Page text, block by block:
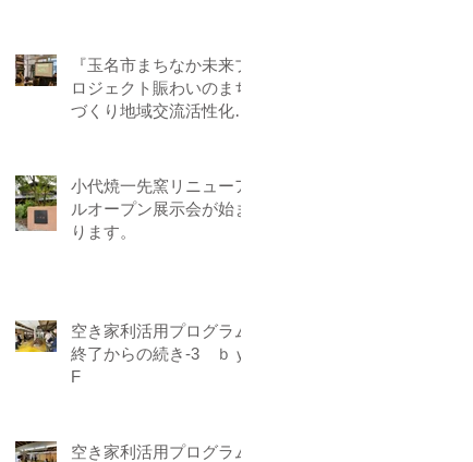
『玉名市まちなか未来プ
ロジェクト賑わいのまち
づくり地域交流活性化事
小代焼一先窯リニューア
ルオープン展示会が始ま
ります。
空き家利活用プログラム
終了からの続き-3 ｂｙ-
F
空き家利活用プログラム